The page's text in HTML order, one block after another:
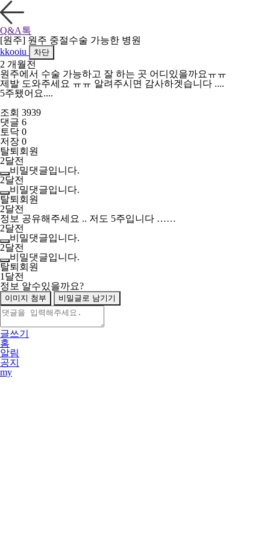
Q&A톡
[원주] 원주 중절수술 가능한 병원
kkooiu
차단
2 개월전
원주에서 수술 가능하고 잘 하는 곳 어디있을까요ㅠㅠ
제발 도와주세요 ㅠㅠ 알려주시면 감사하겟습니다 ....
5주됐어요....
조회 3939
댓글 6
토닥 0
저장 0
탈퇴회원
2달전
비밀댓글입니다.
2달전
비밀댓글입니다.
탈퇴회원
2달전
정보 공유해주세요 .. 저도 5주입니다 ……
2달전
비밀댓글입니다.
2달전
비밀댓글입니다.
탈퇴회원
1달전
정보 알수있을까요?
이미지 첨부 비밀글로 남기기
글쓰기
홈
알림
공지
my